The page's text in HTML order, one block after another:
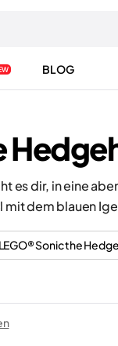
BLOG
es dir, in eine
dem blauen
LEGO® Sonic the